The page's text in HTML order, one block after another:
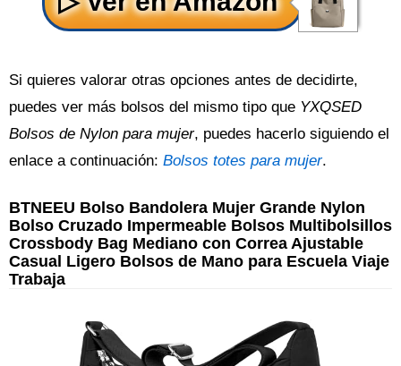
Si quieres valorar otras opciones antes de decidirte,
puedes ver más bolsos del mismo tipo que YXQSED
Bolsos de Nylon para mujer, puedes hacerlo siguiendo el
enlace a continuación: Bolsos totes para mujer.
BTNEEU Bolso Bandolera Mujer Grande Nylon
Bolso Cruzado Impermeable Bolsos Multibolsillos
Crossbody Bag Mediano con Correa Ajustable
Casual Ligero Bolsos de Mano para Escuela Viaje
Trabaja